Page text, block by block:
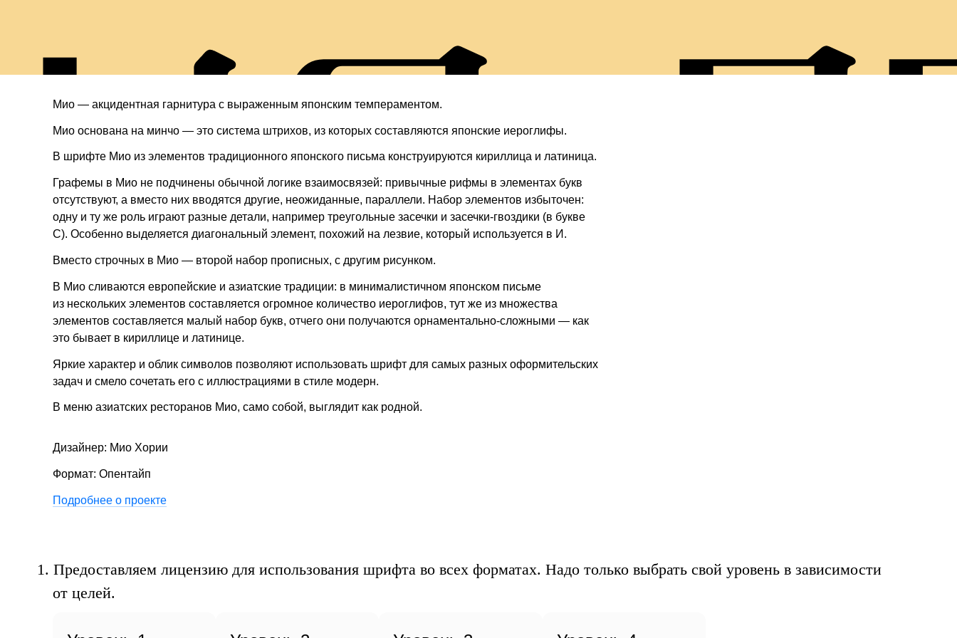
на
Мио — акцидентная гарнитура с выраженным японским темпераментом.
Мио основана на минчо — это система штрихов, из которых составляются японские иероглифы.
В шрифте Мио из элементов традиционного японского письма конструируются кириллица и латиница.
Графемы в Мио не подчинены обычной логике взаимосвязей: привычные рифмы в элементах букв
отсутствуют, а вместо них вводятся другие, неожиданные, параллели. Набор элементов избыточен:
одну и ту же роль играют разные детали, например треугольные засечки и засечки-гвоздики (в букве
С). Особенно выделяется диагональный элемент, похожий на лезвие, который используется в И.
Вместо строчных в Мио — второй набор прописных, с другим рисунком.
В Мио сливаются европейские и азиатские традиции: в минималистичном японском письме
из нескольких элементов составляется огромное количество иероглифов, тут же из множества
элементов составляется малый набор букв, отчего они получаются орнаментально-сложными — как
это бывает в кириллице и латинице.
Яркие характер и облик символов позволяют использовать шрифт для самых разных оформительских
задач и смело сочетать его с иллюстрациями в стиле модерн.
В меню азиатских ресторанов Мио, само собой, выглядит как родной.
Дизайнер: Мио Хории
Формат: Опентайп
Подробнее о проекте
1. Предоставляем лицензию для использования шрифта во всех форматах. Надо только выбрать свой уровень в зависимости
от целей.